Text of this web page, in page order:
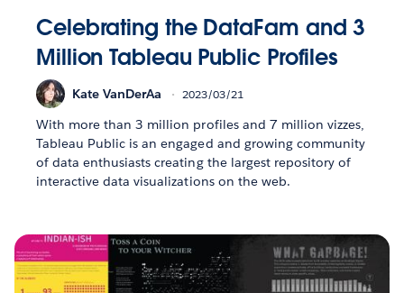
Celebrating the DataFam and 3
Million Tableau Public Profiles
Kate VanDerAa 2023/03/21
With more than 3 million profiles and 7 million vizzes,
Tableau Public is an engaged and growing community
of data enthusiasts creating the largest repository of
interactive data visualizations on the web.